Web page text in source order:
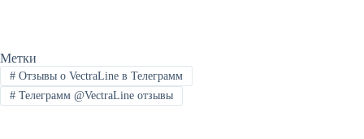
Метки
#Отзывы о VectraLine в Телеграмм
#Телеграмм @VectraLine отзывы